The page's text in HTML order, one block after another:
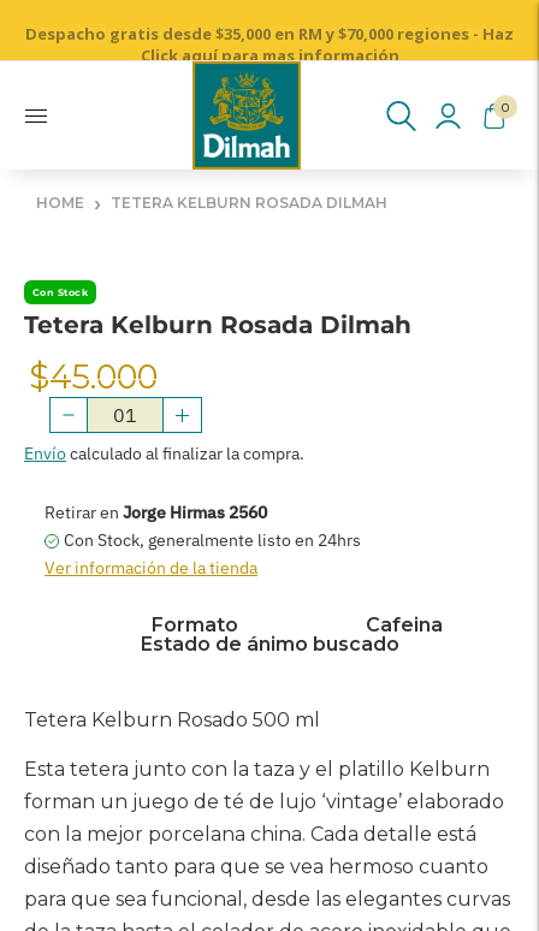
Cosechado a mano desde nuestros jardines de té de Ceylon
Click aquí para mas información
0
HOME › TETERA KELBURN ROSADA DILMAH
Con Stock
Tetera Kelburn Rosada Dilmah
Precio
Normal
$45.000
Envíocalculado al finalizar la compra.
AGREGAR AL CARRITO
Retirar en Jorge Hirmas 2560
Con Stock, generalmente listo en 24hrs
Ver información de la tienda
Formato
Cafeina
Estado de ánimo buscado
su
carrito
Tetera Kelburn Rosado 500 ml
Esta tetera junto con la taza y el platillo Kelburn
forman un juego de té de lujo ‘vintage’ elaborado
con la mejor porcelana china. Cada detalle está
diseñado tanto para que se vea hermoso cuanto
para que sea funcional, desde las elegantes curvas